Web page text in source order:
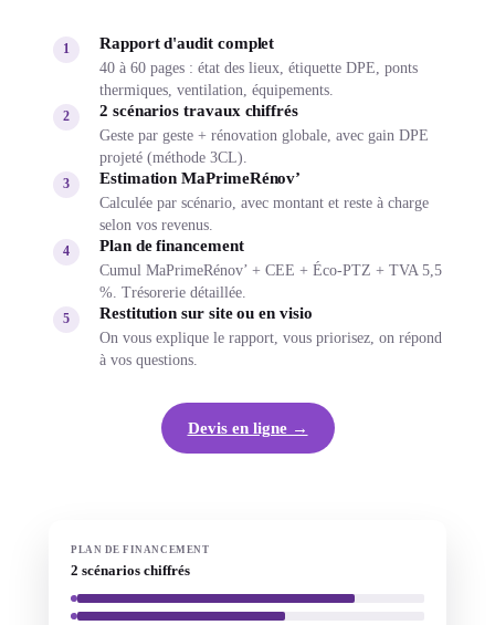
1 Rapport d'audit complet
40 à 60 pages : état des lieux, étiquette DPE, ponts
thermiques, ventilation, équipements.
2 2 scénarios travaux chiffrés
Geste par geste + rénovation globale, avec gain DPE
projeté (méthode 3CL).
3 Estimation MaPrimeRénov’
Calculée par scénario, avec montant et reste à charge
selon vos revenus.
4 Plan de financement
Cumul MaPrimeRénov’ + CEE + Éco-PTZ + TVA 5,5
%. Trésorerie détaillée.
5 Restitution sur site ou en visio
On vous explique le rapport, vous priorisez, on répond
à vos questions.
Devis en ligne →
PLAN DE FINANCEMENT
2 scénarios chiffrés